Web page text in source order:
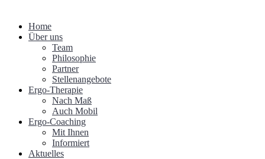
Home
Über uns
Team
Philosophie
Partner
Stellenangebote
Ergo-Therapie
Nach Maß
Auch Mobil
Ergo-Coaching
Mit Ihnen
Informiert
Aktuelles